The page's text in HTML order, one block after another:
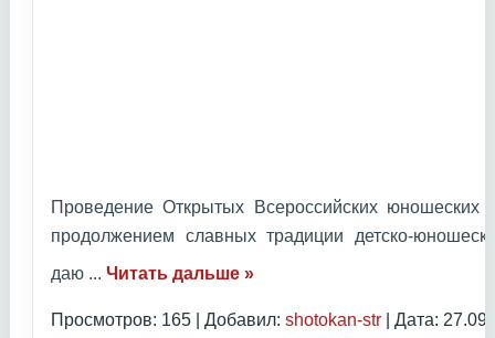
Проведение Открытых Всероссийских юношеских
продолжением славных традиции детско-
даю ... Читать дальше »
Просмотров: 165 | Добавил: shotokan-str | Дата: